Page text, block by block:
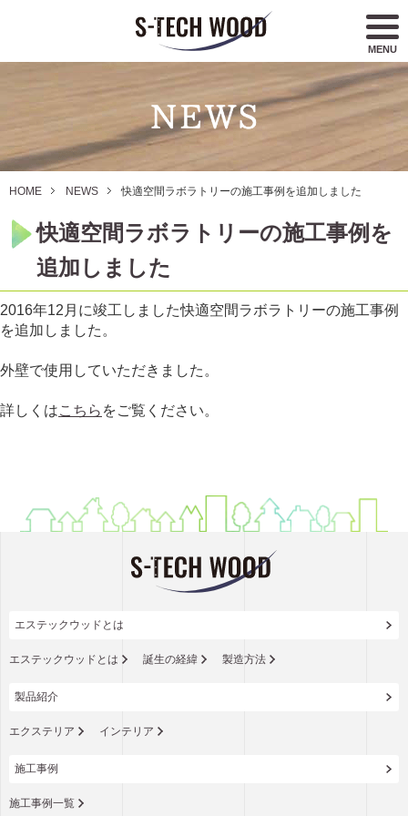
MENU
HOME NEWS 快適空間ラボラトリーの施工事例を追加しました
快適空間ラボラトリーの施工事例を
追加しました
2016年12月に竣工しました快適空間ラボラトリーの施工事例
を追加しました。
外壁で使用していただきました。
詳しくはこちら をご覧ください。
エステックウッドとは
エステックウッドとは 誕生の経緯 製造方法
製品紹介
エクステリア インテリア
施工事例
施工事例一覧